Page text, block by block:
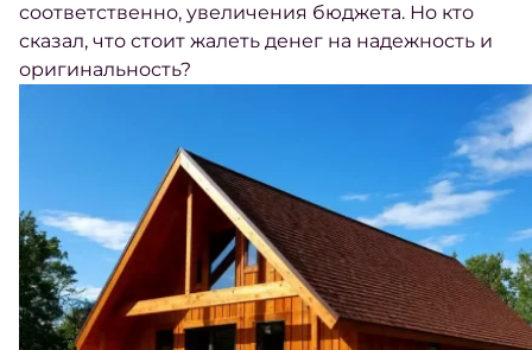
соответственно, увеличения бюджета. Но кто
сказал, что стоит жалеть денег на надежность и
оригинальность?